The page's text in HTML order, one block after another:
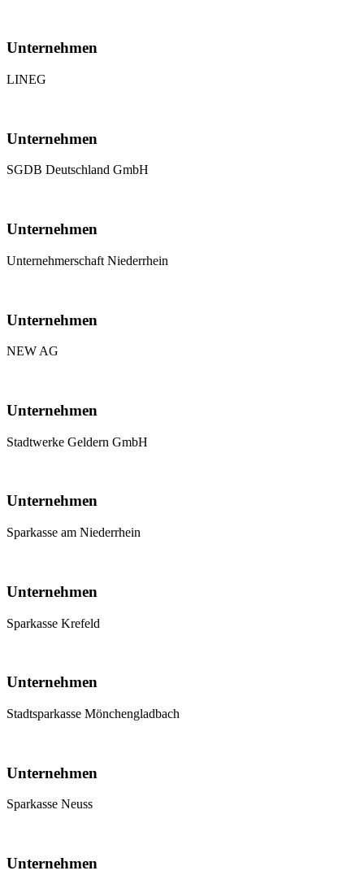
Unternehmen
LINEG
Unternehmen
SGDB Deutschland GmbH
Unternehmen
Unternehmerschaft Niederrhein
Unternehmen
NEW AG
Unternehmen
Stadtwerke Geldern GmbH
Unternehmen
Sparkasse am Niederrhein
Unternehmen
Sparkasse Krefeld
Unternehmen
Stadtsparkasse Mönchengladbach
Unternehmen
Sparkasse Neuss
Unternehmen